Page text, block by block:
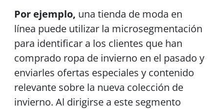
Por ejemplo, una tienda de moda en
línea puede utilizar la microsegmentación
para identificar a los clientes que han
comprado ropa de invierno en el pasado y
enviarles ofertas especiales y contenido
relevante sobre la nueva colección de
invierno. Al dirigirse a este segmento